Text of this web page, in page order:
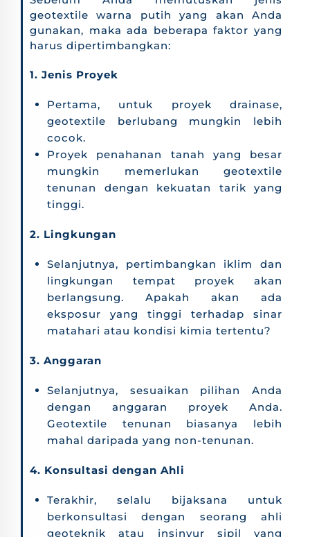
geotextile warna putih yang akan Anda
gunakan, maka ada beberapa faktor yang
harus dipertimbangkan:
1. Jenis Proyek
Pertama, untuk proyek drainase,
geotextile berlubang mungkin lebih
cocok.
Proyek penahanan tanah yang besar
mungkin memerlukan geotextile
tenunan dengan kekuatan tarik yang
tinggi.
2. Lingkungan
Selanjutnya, pertimbangkan iklim dan
lingkungan tempat proyek akan
berlangsung. Apakah akan ada
eksposur yang tinggi terhadap sinar
matahari atau kondisi kimia tertentu?
3. Anggaran
Selanjutnya, sesuaikan pilihan Anda
dengan anggaran proyek Anda.
Geotextile tenunan biasanya lebih
mahal daripada yang non-tenunan.
4. Konsultasi dengan Ahli
Terakhir, selalu bijaksana untuk
berkonsultasi dengan seorang ahli
geoteknik atau insinyur sipil yang